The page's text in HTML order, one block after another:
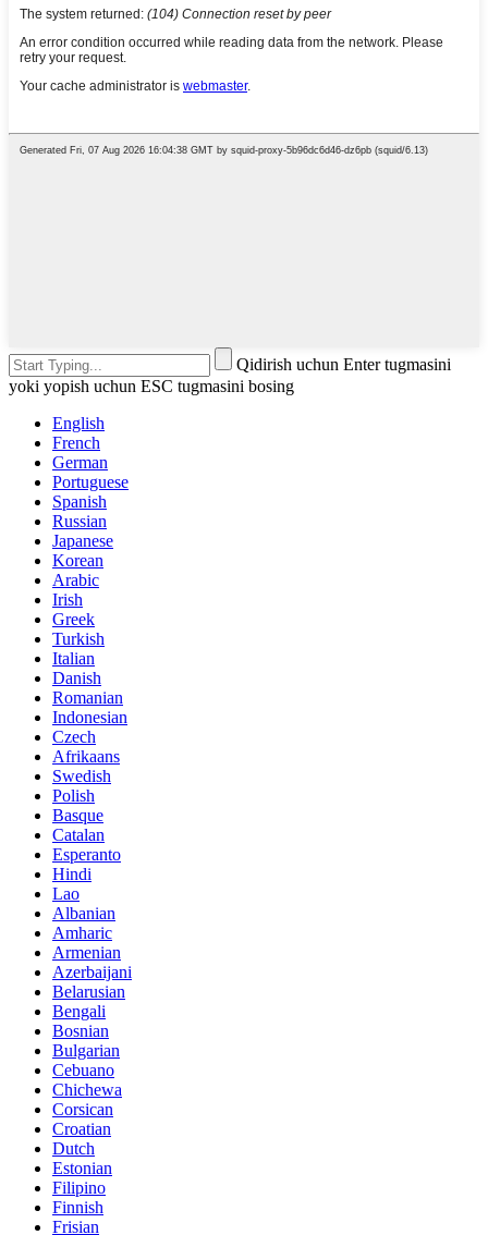
Qidirish uchun Enter tugmasini
yoki yopish uchun ESC tugmasini bosing
English
French
German
Portuguese
Spanish
Russian
Japanese
Korean
Arabic
Irish
Greek
Turkish
Italian
Danish
Romanian
Indonesian
Czech
Afrikaans
Swedish
Polish
Basque
Catalan
Esperanto
Hindi
Lao
Albanian
Amharic
Armenian
Azerbaijani
Belarusian
Bengali
Bosnian
Bulgarian
Cebuano
Chichewa
Corsican
Croatian
Dutch
Estonian
Filipino
Finnish
Frisian